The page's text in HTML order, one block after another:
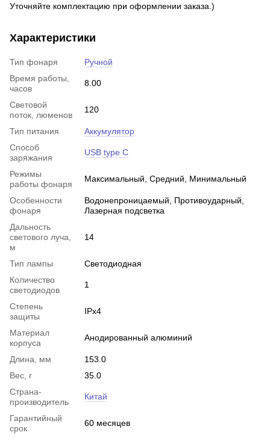
Уточняйте комплектацию при оформлении заказа.)
Характеристики
Тип фонаря
Ручной
Время работы,
часов
8.00
Световой
поток, люменов
120
Тип питания
Аккумулятор
Способ
заряжания
USB type C
Режимы
работы фонаря
Максимальный, Средний, Минимальный
Особенности
фонаря
Водонепроницаемый, Противоударный,
Лазерная подсветка
Дальность
светового луча,
м
14
Тип лампы
Светодиодная
Количество
светодиодов
1
Степень
защиты
IPx4
Материал
корпуса
Анодированный алюминий
Длина, мм
153.0
Вес, г
35.0
Страна-
производитель
Китай
Гарантийный
срок
60 месяцев